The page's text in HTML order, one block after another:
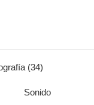
(34)
Sonido